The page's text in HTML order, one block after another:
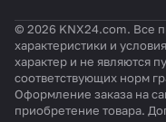
© 2026 KNX24.com. Все
характеристики и
характер и не являются
соответствующих норм
Оформление заказа на
приобретение товара.